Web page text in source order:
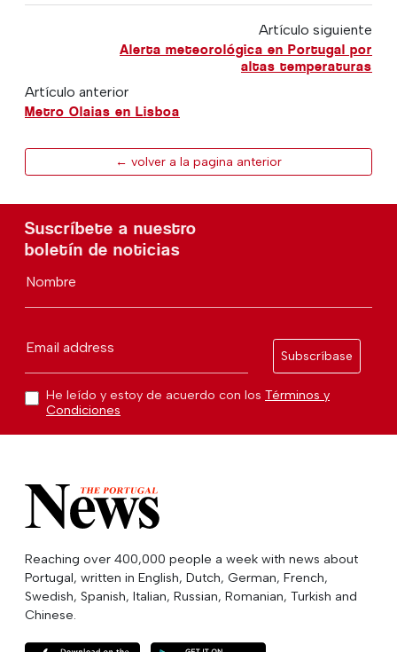
Artículo siguiente
Alerta meteorológica en Portugal por
altas temperaturas
Artículo anterior
Metro Olaias en Lisboa
← volver a la pagina anterior
Suscríbete a nuestro
boletín de noticias
Nombre
Email address
Subscríbase
He leído y estoy de acuerdo con los Términos y
Condiciones
Reaching over 400,000 people a week with news about
Portugal, written in English, Dutch, German, French,
Swedish, Spanish, Italian, Russian, Romanian, Turkish and
Chinese.